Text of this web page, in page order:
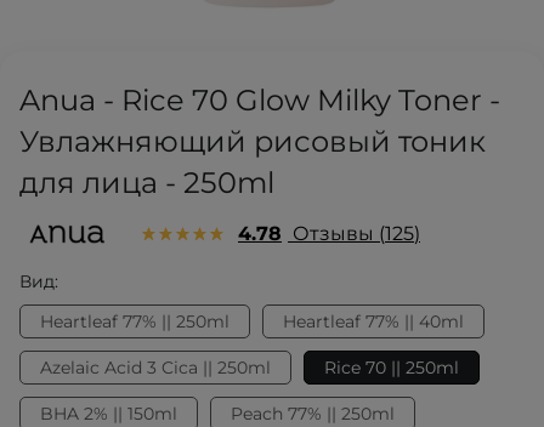
Anua - Rice 70 Glow Milky Toner -
Увлажняющий рисовый тоник
для лица - 250ml
4.78 Отзывы 125
Вид:
Heartleaf 77% || 250ml
Heartleaf 77% || 40ml
Azelaic Acid 3 Cica || 250ml Rice 70 || 250ml
BHA 2% || 150ml
Peach 77% || 250ml